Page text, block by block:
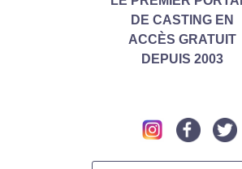
DE CASTING EN
ACC ÈS GRATUIT
DEPUIS 2003